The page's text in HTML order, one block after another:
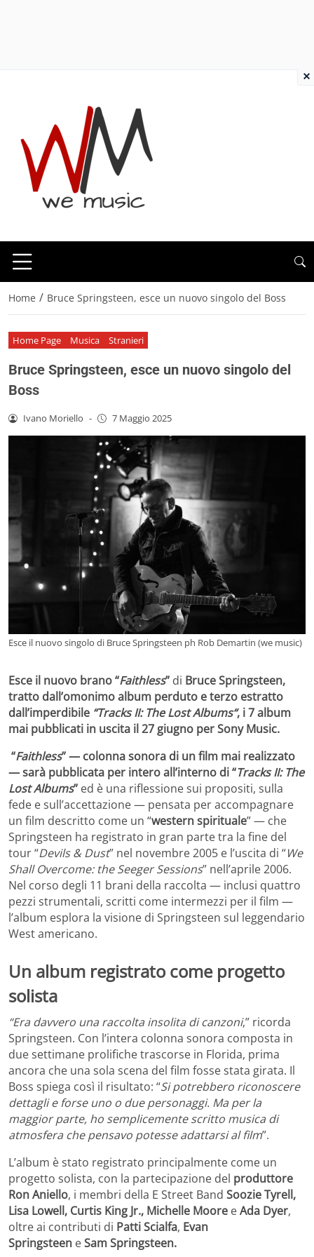
Home / Bruce Springsteen, esce un nuovo singolo del Boss
Home Page Musica Stranieri
Bruce Springsteen, esce un nuovo singolo del
Boss
Ivano Moriello - 7 Maggio 2025
Esce il nuovo singolo di Bruce Springsteen ph Rob Demartin (we music)
Esce il nuovo brano “Faithless” di Bruce Springsteen,
tratto dall’omonimo album perduto e terzo estratto
dall’imperdibile “Tracks II: The Lost Albums“, i 7 album
mai pubblicati in uscita il 27 giugno per Sony Music.
“Faithless” — colonna sonora di un film mai realizzato
— sarà pubblicata per intero all’interno di “Tracks II: The
Lost Albums” ed è una riflessione sui propositi, sulla
fede e sull’accettazione — pensata per accompagnare
un film descritto come un “western spirituale” — che
Springsteen ha registrato in gran parte tra la fine del
tour “Devils & Dust” nel novembre 2005 e l’uscita di “We
Shall Overcome: the Seeger Sessions” nell’aprile 2006.
Nel corso degli 11 brani della raccolta — inclusi quattro
pezzi strumentali, scritti come intermezzi per il film —
l’album esplora la visione di Springsteen sul leggendario
West americano.
Un album registrato come progetto
solista
“Era davvero una raccolta insolita di canzoni,” ricorda
Springsteen. Con l’intera colonna sonora composta in
due settimane prolifiche trascorse in Florida, prima
ancora che una sola scena del film fosse stata girata. Il
Boss spiega così il risultato: “Si potrebbero riconoscere
dettagli e forse uno o due personaggi. Ma per la
maggior parte, ho semplicemente scritto musica di
atmosfera che pensavo potesse adattarsi al film”.
L’album è stato registrato principalmente come un
progetto solista, con la partecipazione del produttore
Ron Aniello, i membri della E Street Band Soozie Tyrell,
Lisa Lowell, Curtis King Jr., Michelle Moore eAda Dyer,
oltre ai contributi di Patti Scialfa, Evan
Springsteen eSam Springsteen.
×